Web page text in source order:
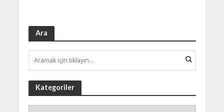
Ara
Kategoriler